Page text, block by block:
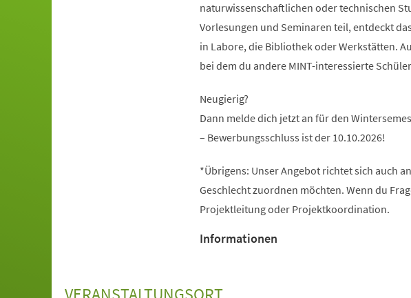
naturwissenschaftlichen oder technischen
Vorlesungen und Seminaren teil, entdeckt
in Labore, die Bibliothek oder Werkstätten.
bei dem du andere MINT-interessierte
Neugierig?
Dann melde dich jetzt an für den
– Bewerbungsschluss ist der 10.10.2026!
*Übrigens: Unser Angebot richtet sich auch
Geschlecht zuordnen möchten. Wenn du
Projektleitung oder Projektkoordination.
Informationen